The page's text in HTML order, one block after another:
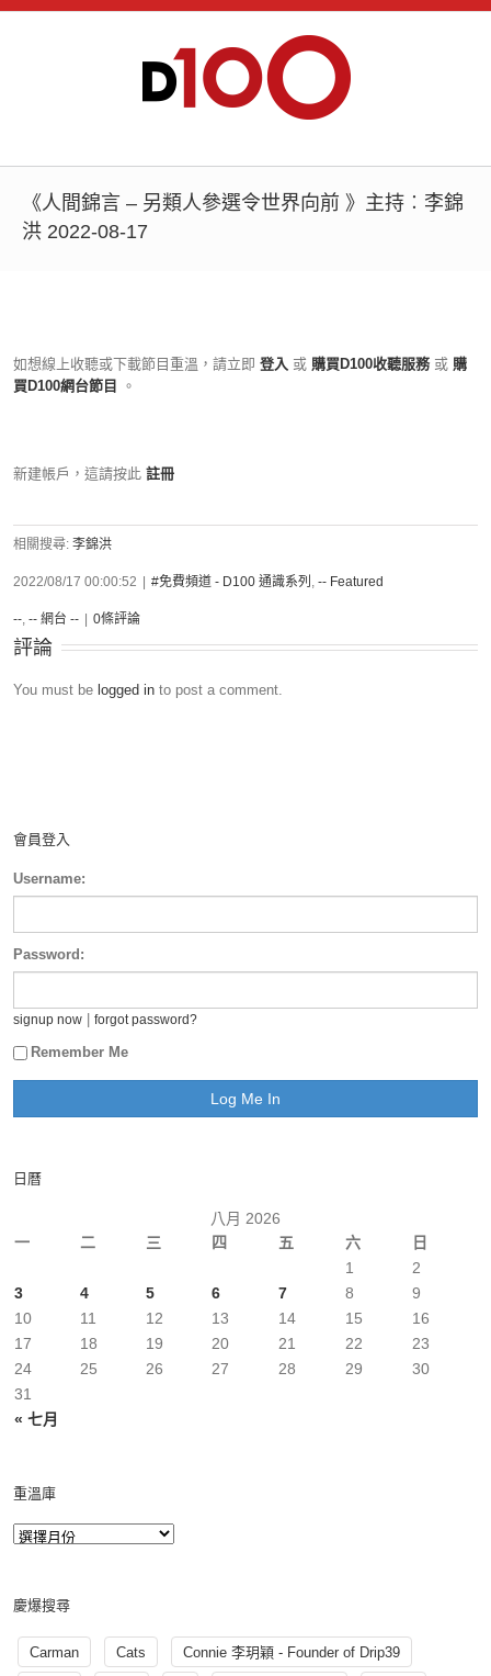
《人間錦言 – 另類人參選令世界向前 》主持︰李錦
洪 2022-08-17
如想線上收聽或下載節目重溫，請立即 登入 或 購買D100收聽服務 或 購
買D100網台節目
。
新建帳戶，這請按此 註冊
相關搜尋: 李錦洪
2022/08/17 00:00:52 #免費頻道 - D100 通識系列 , -- Featured
--, -- 網台 -- 0條評論
評論
You must be logged in to post a comment.
會員登入
Username:
Password:
signup now forgot password?
Remember Me
日曆
八月 2026
一
二 三 四 五 六 日
« 七月
1
2
3
4 5 6 7 8
9
10
11 12 13 14 15
16
17
18 19 20 21 22
23
24
25 26 27 28 29
30
31
重溫庫
慶爆搜尋
Carman Cats Connie 李玥穎 - Founder of Drip39